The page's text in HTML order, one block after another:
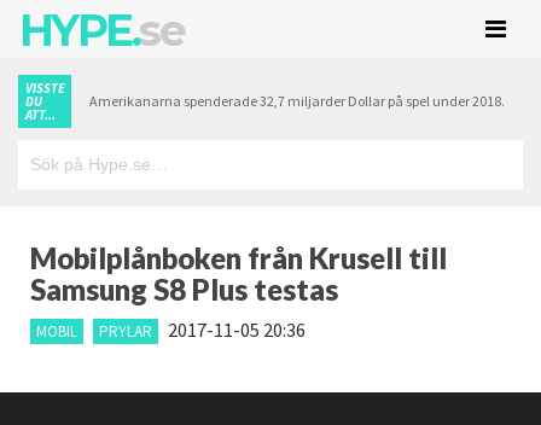
HYPE.se
VISSTE
DU
ATT...
Amerikanarna spenderade 32,7 miljarder Dollar på spel under 2018.
Mobilplånboken från Krusell till
Samsung S8 Plus testas
MOBIL PRYLAR 2017-11-05 20:36